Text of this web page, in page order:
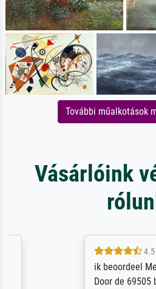
További műalkotások
Vásárlóink
4.5 / 5
ik beoordeel
Door de 69505